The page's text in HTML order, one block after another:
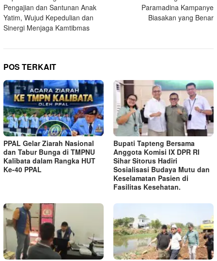
Pengajian dan Santunan Anak
Yatim, Wujud Kepedulian dan
Sinergi Menjaga Kamtibmas
Paramadina Kampanye
Biasakan yang Benar
POS TERKAIT
PPAL Gelar Ziarah Nasional
dan Tabur Bunga di TMPNU
Kalibata dalam Rangka HUT
Ke-40 PPAL
Bupati Tapteng Bersama
Anggota Komisi IX DPR RI
Sihar Sitorus Hadiri
Sosialisasi Budaya Mutu dan
Keselamatan Pasien di
Fasilitas Kesehatan.